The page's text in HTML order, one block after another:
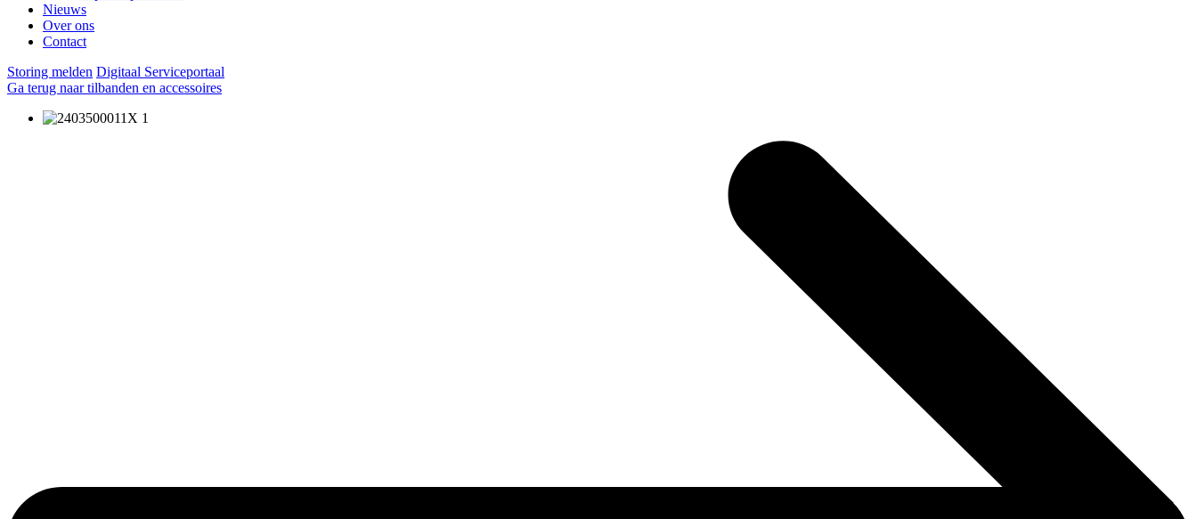
Nieuws
Over ons
Contact
Storing melden Digitaal Serviceportaal
Ga terug naar tilbanden en accessoires